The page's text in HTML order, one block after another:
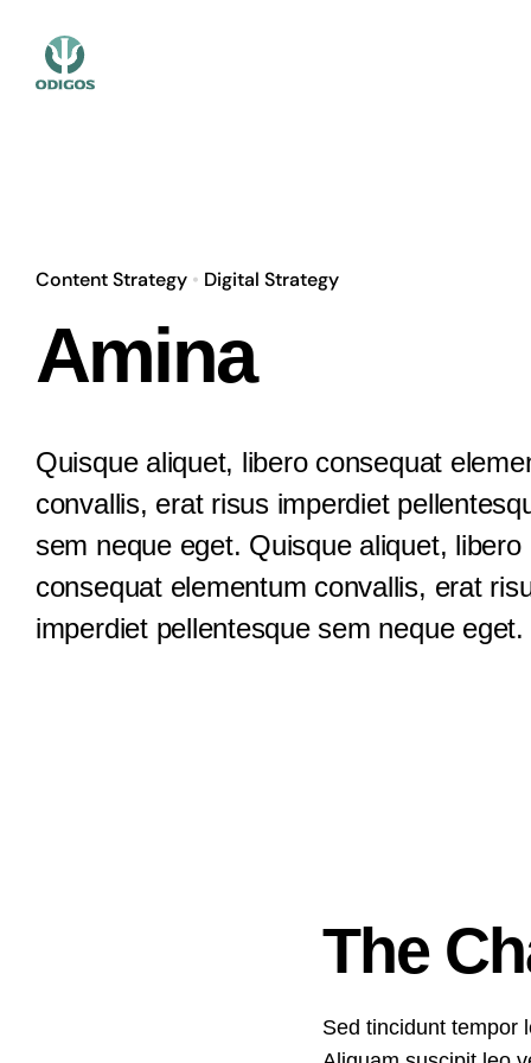
content
Antistres program
Business & Executive Coaching
Sudsko vestačenje
Ljudski resursi
Content Strategy• Digital Strategy
Amina
Quisque aliquet, libero consequat
convallis, erat risus imperdiet
sem neque eget. Quisque aliquet, libero
consequat elementum convallis, erat
imperdiet pellentesque sem neque eget.
The
Sed tincidunt tempor